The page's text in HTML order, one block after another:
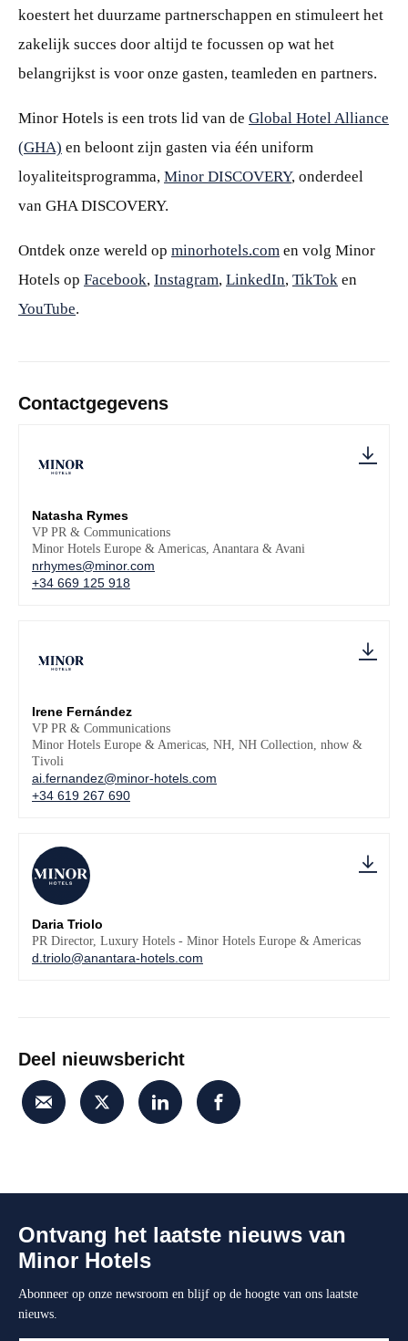
koestert het duurzame partnerschappen en stimuleert het
zakelijk succes door altijd te focussen op wat het
belangrijkst is voor onze gasten, teamleden en partners.
Minor Hotels is een trots lid van de Global Hotel Alliance
(GHA) en beloont zijn gasten via één uniform
loyaliteitsprogramma, Minor DISCOVERY, onderdeel
van GHA DISCOVERY.
Ontdek onze wereld op minorhotels.com en volg Minor
Hotels op Facebook, Instagram, LinkedIn, TikTok en
YouTube.
Contactgegevens
Natasha Rymes
VP PR & Communications
Minor Hotels Europe & Americas, Anantara & Avani
nrhymes@minor.com
+34 669 125 918
Irene Fernández
VP PR & Communications
Minor Hotels Europe & Americas, NH, NH Collection, nhow &
Tivoli
ai.fernandez@minor-hotels.com
+34 619 267 690
Daria Triolo
PR Director, Luxury Hotels - Minor Hotels Europe & Americas
d.triolo@anantara-hotels.com
Deel nieuwsbericht
Ontvang het laatste nieuws van
Minor Hotels
Abonneer op onze newsroom en blijf op de hoogte van ons laatste
nieuws.